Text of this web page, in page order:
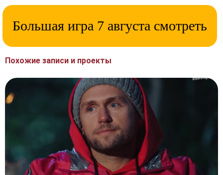
Большая игра 7 августа смотреть
Похожие записи и проекты